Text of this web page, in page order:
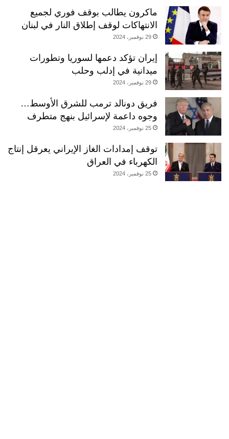
ماكرون يطالب بوقف فوري لجميع
الانتهاكات لوقف إطلاق النار في لبنان
29 نوفمبر، 2024
إيران تؤكد دعمها لسوريا وتطورات
ميدانية في إدلب وحلب
29 نوفمبر، 2024
فريق دونالد ترمب للشرق الأوسط…
وجوه داعمة لإسرائيل بنهج متطرف
25 نوفمبر، 2024
توقف إمدادات الغاز الإيراني يعرقل إنتاج
الكهرباء في العراق
25 نوفمبر، 2024